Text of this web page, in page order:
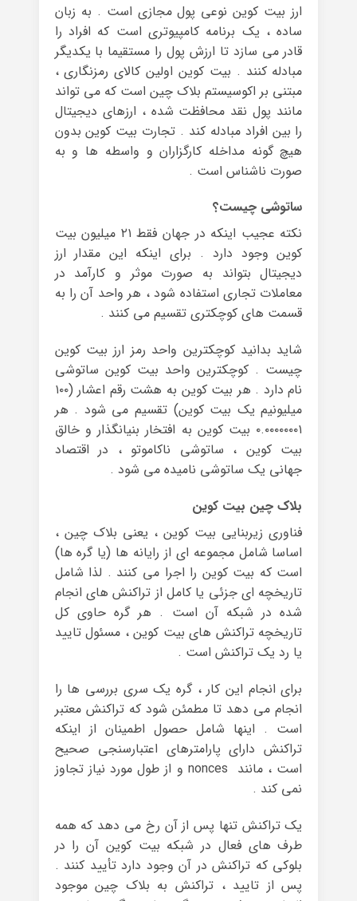
ارز بیت کوین نوعی پول مجازی است . به زبان
ساده ، یک برنامه کامپیوتری است که افراد را
قادر می سازد تا ارزش پول را مستقیما با یکدیگر
مبادله کنند . بیت کوین اولین کالای رمزنگاری ،
مبتنی بر اکوسیستم بلاک چین است که می تواند
مانند پول نقد محافظت شده ، ارزهای دیجیتال
را بین افراد مبادله کند . تجارت بیت کوین بدون
هیچ گونه مداخله کارگزاران و واسطه ها و به
صورت ناشناس است .
ساتوشی چیست؟
نکته عجیب اینکه در جهان فقط ۲۱ میلیون بیت
کوین وجود دارد . برای اینکه این مقدار ارز
دیجیتال بتواند به صورت موثر و کارآمد در
معاملات تجاری استفاده شود ، هر واحد آن را به
قسمت ‌های کوچکتری تقسیم می‌ کنند .
شاید بدانید کوچکترین واحد رمز ارز بیت کوین
چیست . کوچکترین واحد بیت کوین ساتوشی
نام دارد . هر بیت کوین به هشت رقم اعشار (۱۰۰
میلیونیم یک بیت کوین) تقسیم می شود . هر
۰.۰۰۰۰۰۰۰۱ بیت کوین به افتخار بنیانگذار و خالق
بیت کوین ، ساتوشی ناکاموتو ، در اقتصاد
جهانی یک ساتوشی نامیده می ‌شود .
بلاک چین بیت کوین
فناوری زیربنایی بیت ‌کوین ، یعنی بلاک چین ،
اساسا شامل مجموعه ‌ای از رایانه‌ ها (یا گره‌ ها)
است که بیت ‌کوین را اجرا می ‌کنند . لذا شامل
تاریخچه ای جزئی یا کامل از تراکنش ‌های انجام
شده در شبکه آن است . هر گره حاوی کل
تاریخچه تراکنش های بیت کوین ، مسئول تایید
یا رد یک تراکنش است .
برای انجام این کار ، گره یک سری بررسی ها را
انجام می دهد تا مطمئن شود که تراکنش معتبر
است . اینها شامل حصول اطمینان از اینکه
تراکنش دارای پارامترهای اعتبارسنجی صحیح
است ، مانند nonces و از طول مورد نیاز تجاوز
نمی کند .
یک تراکنش تنها پس از آن رخ می دهد که همه
طرف های فعال در شبکه بیت کوین آن را در
بلوکی که تراکنش در آن وجود دارد تأیید کنند .
پس از تایید ، تراکنش به بلاک چین موجود